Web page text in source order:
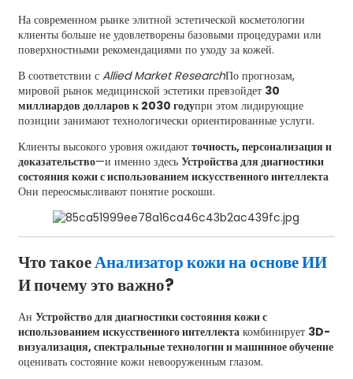
На современном рынке элитной эстетической косметологии
клиенты больше не удовлетворены базовыми процедурами или
поверхностными рекомендациями по уходу за кожей.
В соответствии с Allied Market ResearchПо прогнозам,
мировой рынок медицинской эстетики превзойдет 30
миллиардов долларов к 2030 годупри этом лидирующие
позиции занимают технологически ориентированные услуги.
Клиенты высокого уровня ожидают точность, персонализация и
доказательство—и именно здесь Устройства для диагностики
состояния кожи с использованием искусственного интеллекта
Они переосмысливают понятие роскоши.
Что такоеАнализатор кожи на основе ИИ
И почему это важно?
Ан Устройство для диагностики состояния кожи с
использованием искусственного интеллектакомбинирует 3D-
визуализация, спектральные технологии и машинное обучение
оценивать состояние кожи невооруженным глазом.